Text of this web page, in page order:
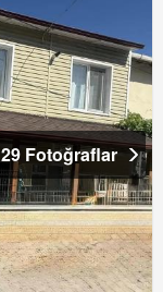
29 Fotoğraflar